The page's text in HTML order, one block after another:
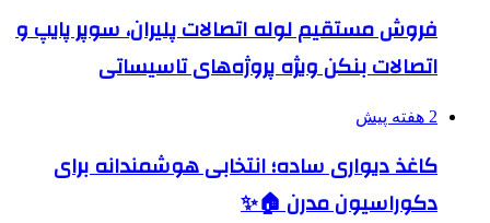
فروش مستقیم لوله اتصالات پلیران، سوپر پایپ و
اتصالات بنکن ویژه پروژه‌های تاسیساتی
2 هفته پیش
کاغذ دیواری ساده؛ انتخابی هوشمندانه برای
دکوراسیون مدرن 🏠✨